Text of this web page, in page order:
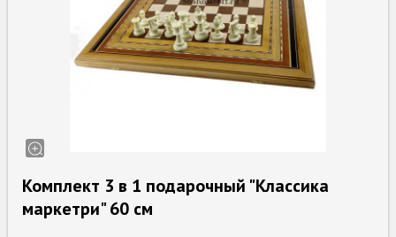
Комплект 3 в 1 подарочный "Классика
маркетри" 60 cм